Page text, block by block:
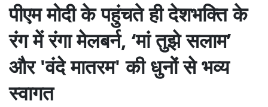
पीएम मोदी के पहुंचते ही देशभक्ति के
रंग में रंगा मेलबर्न, ‘मां तुझे सलाम’
और 'वंदे मातरम' की धुनों से भव्‍य
स्‍वागत